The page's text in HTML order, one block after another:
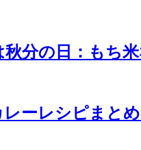
秋分の日：もち
ーレシピまとめ